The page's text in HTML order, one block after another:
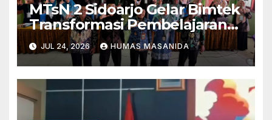
MTsN 2 Sidoarjo Gelar Bimtek
Transformasi Pembelajaran
Berbasis AI dan Deep
Learning
JUL 24, 2026 HUMAS MASANIDA